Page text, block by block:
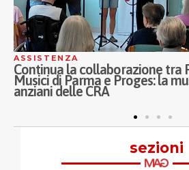
ASSISTENZA
Continua la collaborazione tra
Musici di Parma e Proges: la
anziani delle CRA
sezioni